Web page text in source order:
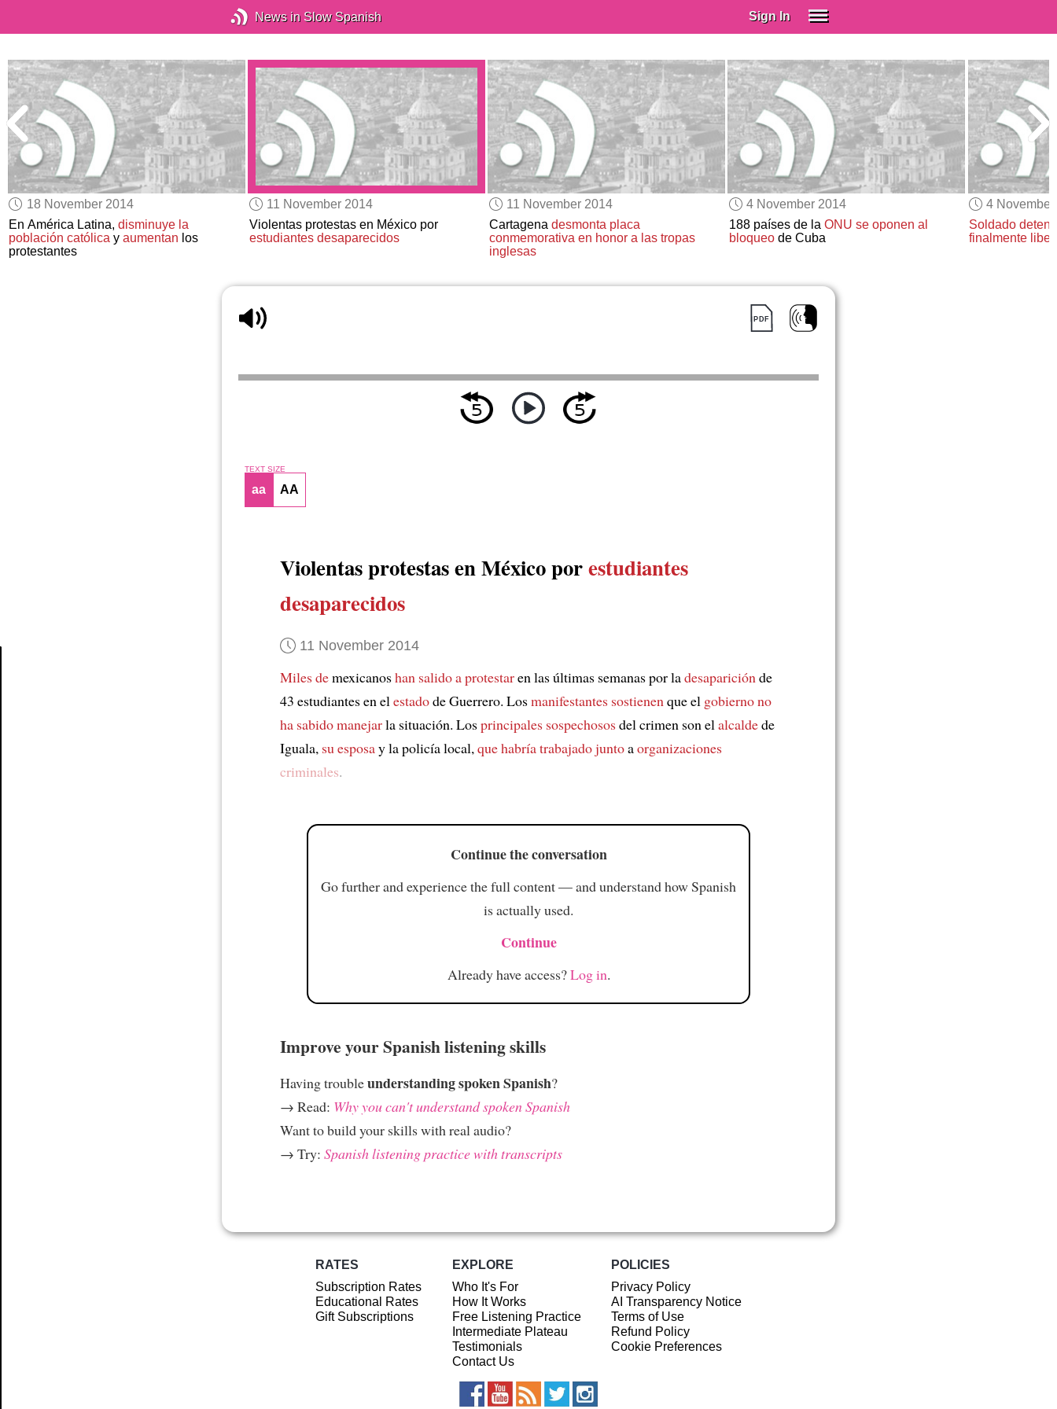
News in Slow Spanish Sign In
Spanish (Spain)
Spanish (Latino)
SUBSCRIBE
EDUCATIONAL LICENSES
GIFT CARDS
OTHER LANGUAGES
18 November 2014
En América Latina,disminuye la
población católica yaumentan los
protestantes
11 November 2014
Violentas protestas en México por
estudiantes desaparecidos
11 November 2014
Cartagena desmonta placa
conmemorativa en honor a las tropas
inglesas
4 November 2014
188 países de la ONU se oponen al
bloqueode Cuba
4
Soldado
finalmente
TEXT SIZE
aa AA
Violentas protestas en México porestudiantes
desaparecidos
11 November 2014
Miles demexicanoshan salido a protestaren las últimas semanas por ladesapariciónde
43 estudiantes en elestadode Guerrero. Losmanifestantes sostienenque el gobiernono
ha sabido manejarla situación. Losprincipales sospechososdel crimen son elalcaldede
Iguala, su esposay la policía local,que habría trabajado juntoaorganizaciones
criminales.
Continue the conversation
Go further and experience the full content — and understand how Spanish
is actually used.
Continue
Already have access?Log in.
Improve your Spanish listening skills
Having troubleunderstanding spoken Spanish?
→ Read: Why you can't understand spoken Spanish
Want to build your skills with real audio?
→ Try: Spanish listening practice with transcripts
RATES
Subscription Rates
Educational Rates
Gift Subscriptions
EXPLORE
Who It's For
How It Works
Free Listening Practice
Intermediate Plateau
Testimonials
Contact Us
POLICIES
Privacy Policy
AI Transparency Notice
Terms of Use
Refund Policy
Cookie Preferences